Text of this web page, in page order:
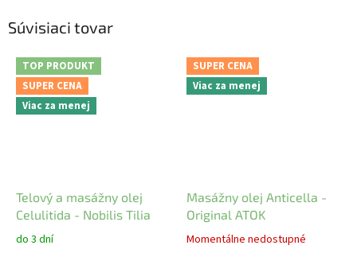
Súvisiaci tovar
TOP PRODUKT
SUPER CENA
Viac za menej
Telový a masážny olej
Celulitida - Nobilis Tilia
do 3 dní
SUPER CENA
Viac za menej
Masážny olej Anticella -
Original ATOK
Momentálne nedostupné